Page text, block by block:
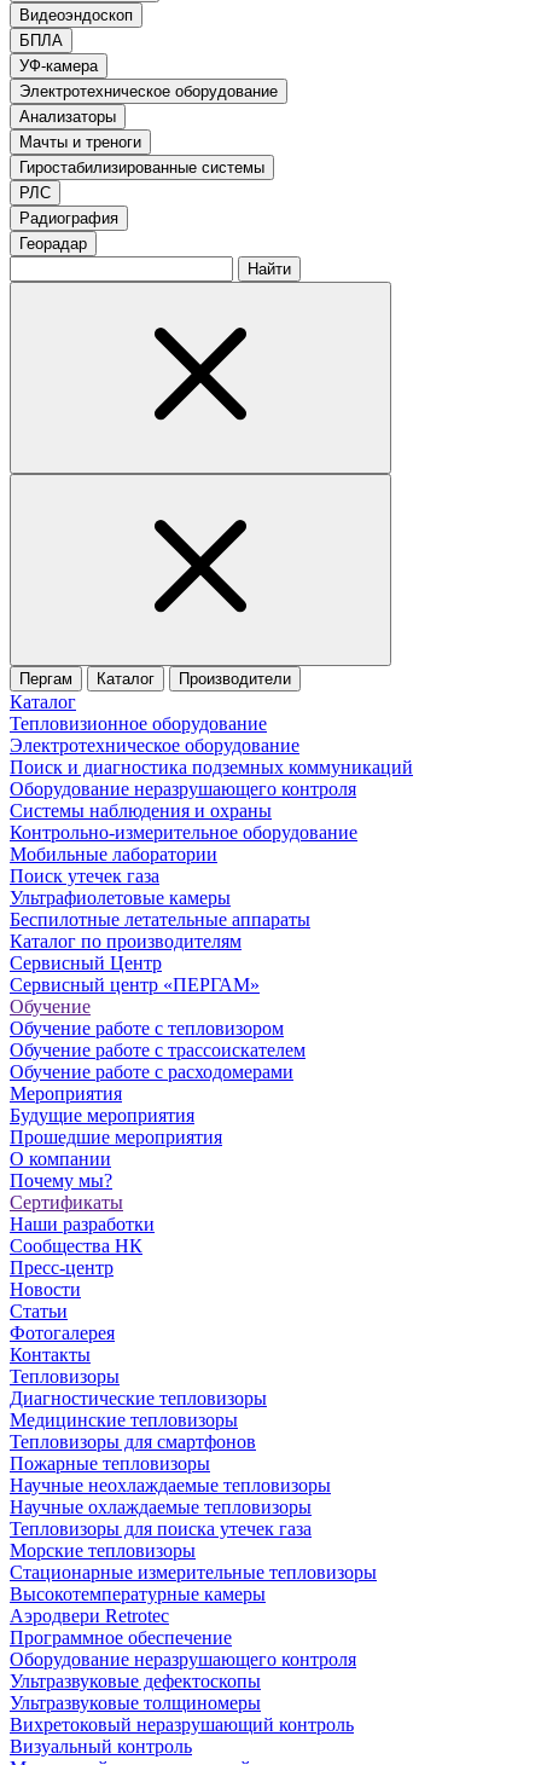
Видеоэндоскоп
БПЛА
УФ-камера
Электротехническое оборудование
Анализаторы
Мачты и треноги
Гиростабилизированные системы
РЛС
Радиография
Георадар
Найти
Пергам Каталог Производители
Каталог
Тепловизионное оборудование
Электротехническое оборудование
Поиск и диагностика подземных коммуникаций
Оборудование неразрушающего контроля
Системы наблюдения и охраны
Контрольно-измерительное оборудование
Мобильные лаборатории
Поиск утечек газа
Ультрафиолетовые камеры
Беспилотные летательные аппараты
Каталог по производителям
Сервисный Центр
Сервисный центр «ПЕРГАМ»
Обучение
Обучение работе с тепловизором
Обучение работе с трассоискателем
Обучение работе с расходомерами
Мероприятия
Будущие мероприятия
Прошедшие мероприятия
О компании
Почему мы?
Сертификаты
Наши разработки
Сообщества НК
Пресс-центр
Новости
Статьи
Фотогалерея
Контакты
Тепловизоры
Диагностические тепловизоры
Медицинские тепловизоры
Тепловизоры для смартфонов
Пожарные тепловизоры
Научные неохлаждаемые тепловизоры
Научные охлаждаемые тепловизоры
Тепловизоры для поиска утечек газа
Морские тепловизоры
Стационарные измерительные тепловизоры
Высокотемпературные камеры
Аэродвери Retrotec
Программное обеспечение
Оборудование неразрушающего контроля
Ультразвуковые дефектоскопы
Ультразвуковые толщиномеры
Вихретоковый неразрушающий контроль
Визуальный контроль